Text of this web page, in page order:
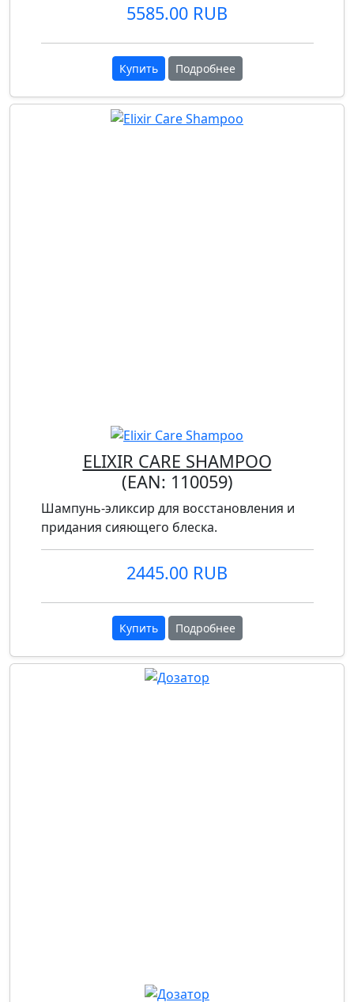
5585.00 RUB
Купить Подробнее
ELIXIR CARE SHAMPOO
(EAN: 110059)
Шампунь-эликсир для восстановления и
придания сияющего блеска.
2445.00 RUB
Купить Подробнее